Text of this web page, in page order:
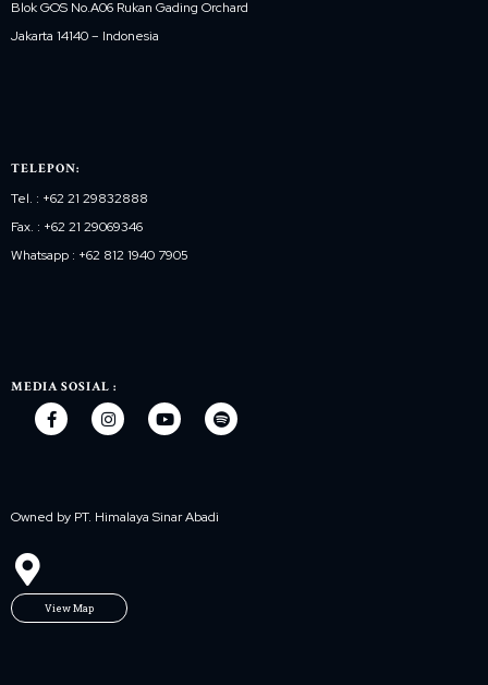
Blok GOS No.A06 Rukan Gading Orchard
Jakarta 14140 – Indonesia
TELEPON:
Tel. : +62 21 29832888
Fax. : +62 21 29069346
Whatsapp : +62 812 1940 7905
MEDIA SOSIAL :
Owned by PT. Himalaya Sinar Abadi
View Map